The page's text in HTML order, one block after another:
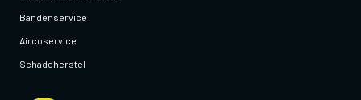
Bandenservice
Aircoservice
Schadeherstel